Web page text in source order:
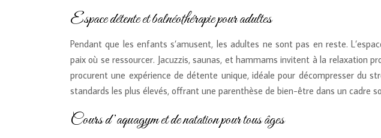
Espace détente et balnéothérapie pour adultes
Pendant que les enfants s’amusent, les adultes ne sont pas en reste.
paix où se ressourcer. Jacuzzis, saunas, et hammams invitent à la relaxation
procurent une expérience de détente unique, idéale pour décompresser du
standards les plus élevés, offrant une parenthèse de bien-être dans un cadre
Cours d’aquagym et de natation pour tous âges